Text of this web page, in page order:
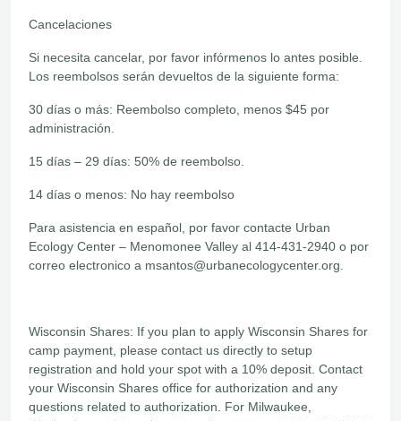
Cancelaciones
Si necesita cancelar, por favor infórmenos lo antes posible.
Los reembolsos serán devueltos de la siguiente forma:
30 días o más: Reembolso completo, menos $45 por
administración.
15 días – 29 días: 50% de reembolso.
14 días o menos: No hay reembolso
Para asistencia en español, por favor contacte Urban
Ecology Center – Menomonee Valley al 414-431-2940 o por
correo electronico a msantos@urbanecologycenter.org.
Wisconsin Shares: If you plan to apply Wisconsin Shares for
camp payment, please contact us directly to setup
registration and hold your spot with a 10% deposit. Contact
your Wisconsin Shares office for authorization and any
questions related to authorization. For Milwaukee,